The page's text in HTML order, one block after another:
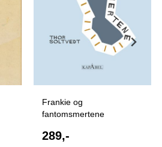
Frankie og
fantomsmertene
289,-